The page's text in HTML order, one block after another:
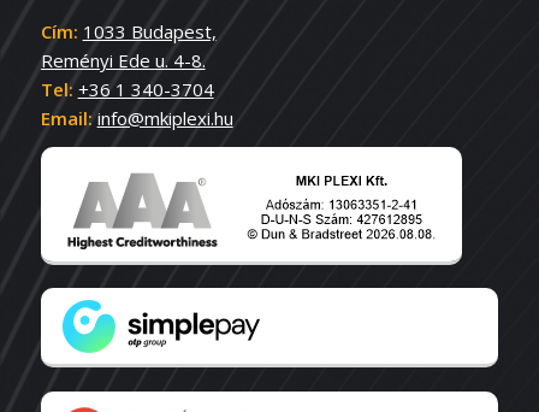
Cím: 1033 Budapest,
Reményi Ede u. 4-8.
Tel: +36 1 340-3704
Email: info@mkiplexi.hu